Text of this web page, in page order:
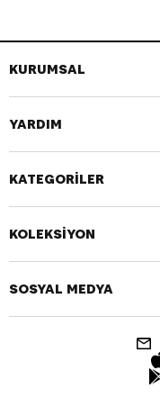
KURUMSAL
YARDIM
KATEGORİLER
KOLEKSİYON
SOSYAL MEDYA